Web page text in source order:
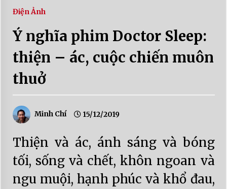
Điện Ảnh
Ý nghĩa phim Doctor Sleep:
thiện – ác, cuộc chiến muôn
thuở
Minh Chí 15/12/2019
Thiện và ác, ánh sáng và bóng
tối, sống và chết, khôn ngoan và
ngu muội, hạnh phúc và khổ đau,